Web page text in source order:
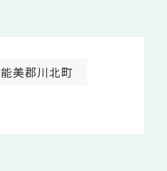
能美郡川北町